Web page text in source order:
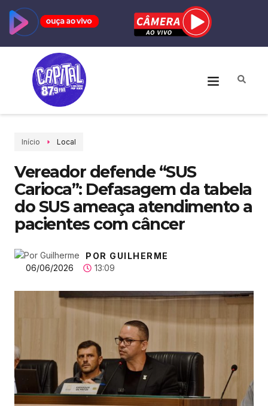
Início Local
Vereador defende “SUS
Carioca”: Defasagem da tabela
do SUS ameaça atendimento a
pacientes com câncer
POR GUILHERME
06/06/2026
13:09